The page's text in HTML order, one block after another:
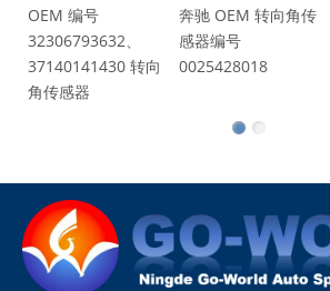
OEM 编号
32306793632、
37140141430 转向
角传感器
奔驰 OEM 转向角传
感器编号
0025428018